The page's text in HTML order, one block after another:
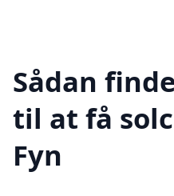
Sådan
til at få
Fyn